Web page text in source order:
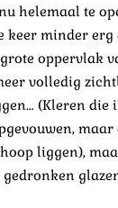
helemaal te
keer minder
oppervlak
volledig
(Kleren die
liggen),